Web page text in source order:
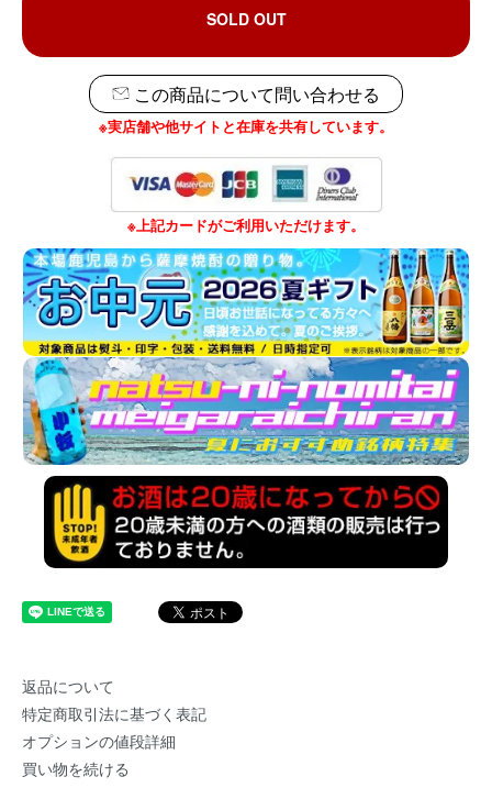
SOLD OUT
この商品について問い合わせる
※実店舗や他サイトと在庫を共有しています。
※上記カードがご利用いただけます。
返品について
特定商取引法に基づく表記
オプションの値段詳細
買い物を続ける